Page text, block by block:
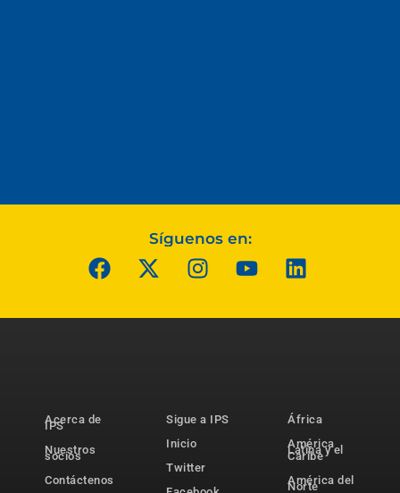
Síguenos en:
Acerca de
IPS
Nuestros
socios
Contáctenos
Sigue a IPS
Inicio
Twitter
África
América
Latina y el
Caribe
América del
Norte